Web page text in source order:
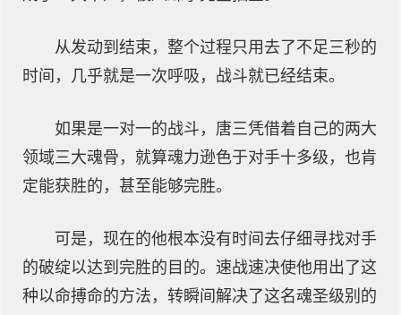
从发动到结束，整个过程只用去了不足三秒的
时间，几乎就是一次呼吸，战斗就已经结束。
如果是一对一的战斗，唐三凭借着自己的两大
领域三大魂骨，就算魂力逊色于对手十多级，也肯
定能获胜的，甚至能够完胜。
可是，现在的他根本没有时间去仔细寻找对手
的破绽以达到完胜的目的。速战速决使他用出了这
种以命搏命的方法，转瞬间解决了这名魂圣级别的